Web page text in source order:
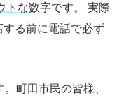
な数字です。
実際
る前に電話で必ず
町田市民の皆様、